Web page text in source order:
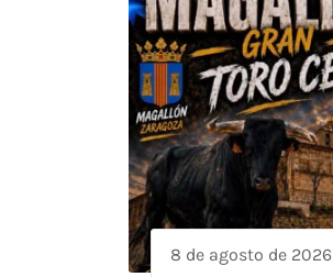
8 de agosto de 2026